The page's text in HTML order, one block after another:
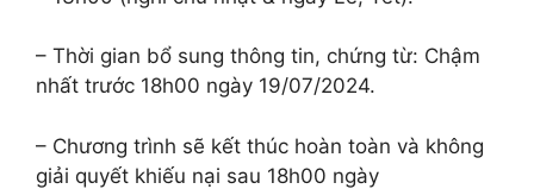
– Thời gian bổ sung thông tin, chứng từ: Chậm
nhất trước 18h00 ngày 19/07/2024.
– Chương trình sẽ kết thúc hoàn toàn và không
giải quyết khiếu nại sau 18h00 ngày